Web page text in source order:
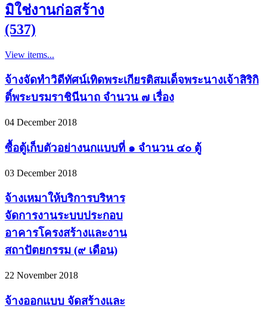
มิใช่งานก่อสร้าง
(537)
View items...
จ้างจัดทำวิดีทัศน์เทิดพระเกียรติสมเด็จพระนางเจ้าสิริกิ
ติ์พระบรมราชินีนาถ จำนวน ๗ เรื่อง
04 December 2018
ซื้อตู้เก็บตัวอย่างนกแบบที่ ๑ จำนวน ๔๐ ตู้
03 December 2018
จ้างเหมาให้บริการบริหาร
จัดการงานระบบประกอบ
อาคารโครงสร้างและงาน
สถาปัตยกรรม (๙ เดือน)
22 November 2018
จ้างออกแบบ จัดสร้างและ